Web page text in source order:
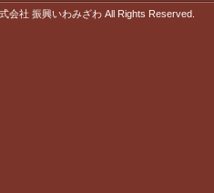
社 振興いわみざわ All Rights Reserved.